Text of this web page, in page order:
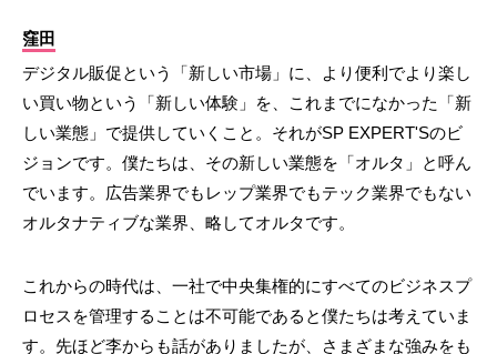
窪田
デジタル販促という「新しい市場」に、より便利でより楽し
い買い物という「新しい体験」を、これまでになかった「新
しい業態」で提供していくこと。それがSP EXPERT'Sのビ
ジョンです。僕たちは、その新しい業態を「オルタ」と呼ん
でいます。広告業界でもレップ業界でもテック業界でもない
オルタナティブな業界、略してオルタです。
これからの時代は、一社で中央集権的にすべてのビジネスプ
ロセスを管理することは不可能であると僕たちは考えていま
す。先ほど李からも話がありましたが、さまざまな強みをも